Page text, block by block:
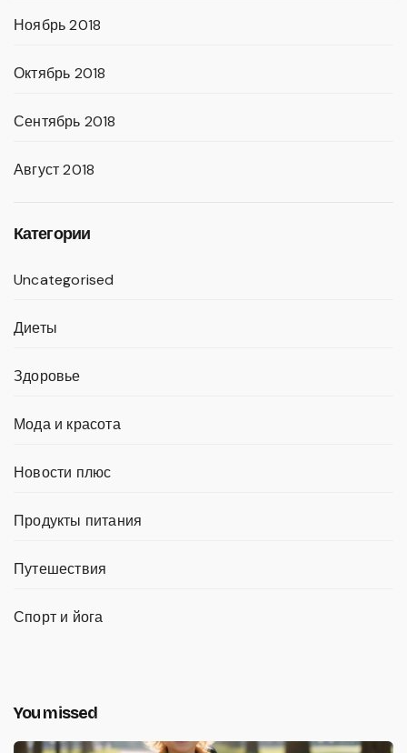
Ноябрь 2018
Октябрь 2018
Сентябрь 2018
Август 2018
Категории
Uncategorised
Диеты
Здоровье
Мода и красота
Новости плюс
Продукты питания
Путешествия
Спорт и йога
You missed